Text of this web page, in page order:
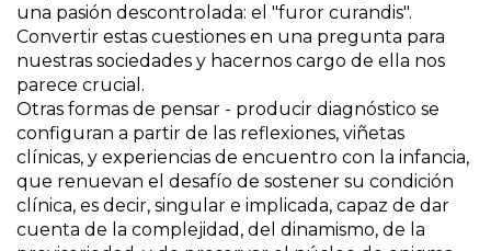
una pasión descontrolada: el "furor curandis".
Convertir estas cuestiones en una pregunta para
nuestras sociedades y hacernos cargo de ella nos
parece crucial.
Otras formas de pensar - producir diagnóstico se
configuran a partir de las reflexiones, viñetas
clínicas, y experiencias de encuentro con la infancia,
que renuevan el desafío de sostener su condición
clínica, es decir, singular e implicada, capaz de dar
cuenta de la complejidad, del dinamismo, de la